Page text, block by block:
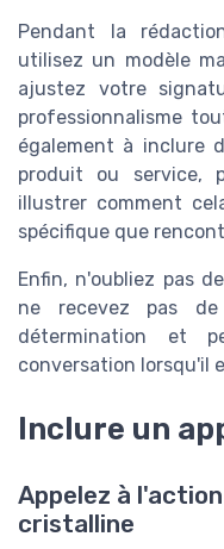
Pendant la
utilisez un modèle
ajustez votre
professionnalisme
également à inclure
produit ou service,
illustrer comment
spécifique que
Enfin, n'oubliez pas
ne recevez pas
détermination et
conversation lorsqu'il
Inclure un
Appelez à
cristalline